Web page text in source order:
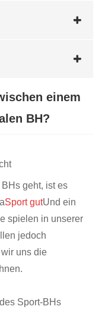
einem
BH?
geht, ist es
Sport gutUnd ein
spielen in unserer
jedoch
uns die
Sport-BHs